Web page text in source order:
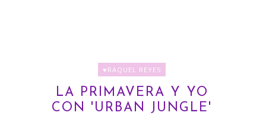
♥RAQUEL REYES
LA PRIMAVERA Y YO
CON 'URBAN JUNGLE'